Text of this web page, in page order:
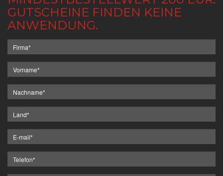
GUTSCHEINE FINDEN KEINE
ANWENDUNG.